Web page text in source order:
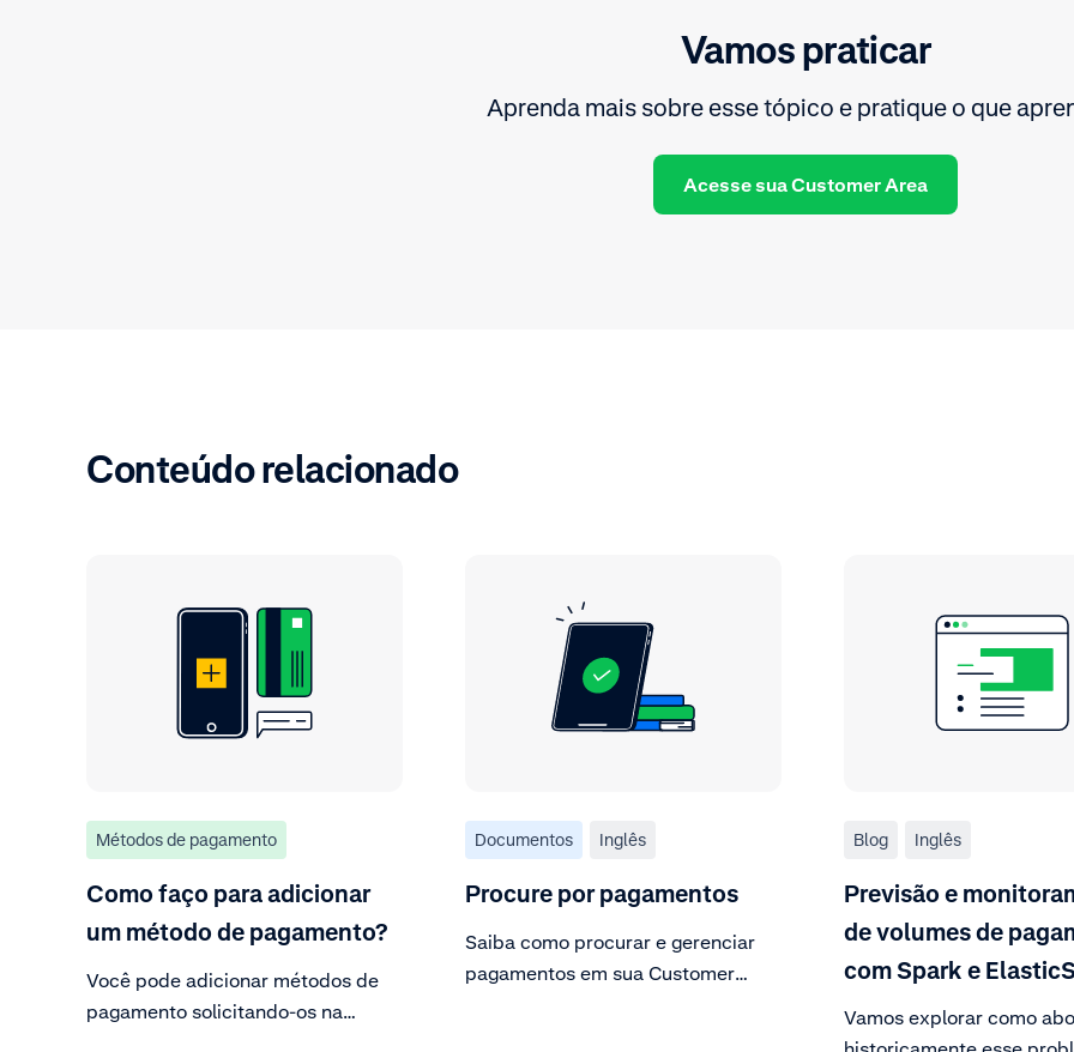
Vamos praticar
Aprenda mais sobre esse tópico e pratique o que
Acesse sua Customer Area
Conteúdo relacionado
Métodos de pagamento
Como faço para adicionar
um método de pagamento?
Você pode adicionar métodos de
pagamento solicitando-os na
Documentos Inglês
Procure por pagamentos
Saiba como procurar e gerenciar
pagamentos em sua Customer
Blog Inglês
Previsão e
de volumes de
com Spark e
Vamos explorar como